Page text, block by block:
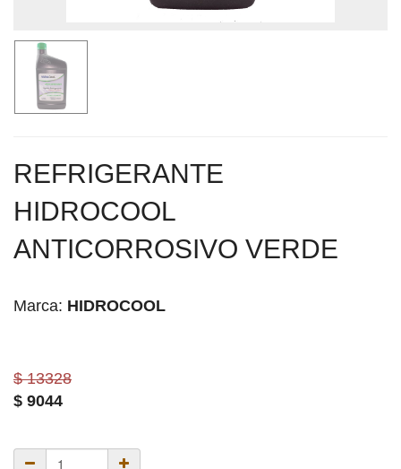
REFRIGERANTE
HIDROCOOL
ANTICORROSIVO VERDE
Marca: HIDROCOOL
$ 13328
$ 9044